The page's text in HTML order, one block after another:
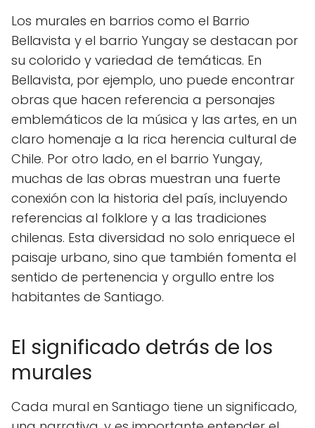
Los murales en barrios como el Barrio
Bellavista y el barrio Yungay se destacan por
su colorido y variedad de temáticas. En
Bellavista, por ejemplo, uno puede encontrar
obras que hacen referencia a personajes
emblemáticos de la música y las artes, en un
claro homenaje a la rica herencia cultural de
Chile. Por otro lado, en el barrio Yungay,
muchas de las obras muestran una fuerte
conexión con la historia del país, incluyendo
referencias al folklore y a las tradiciones
chilenas. Esta diversidad no solo enriquece el
paisaje urbano, sino que también fomenta el
sentido de pertenencia y orgullo entre los
habitantes de Santiago.
El significado detrás de los
murales
Cada mural en Santiago tiene un significado,